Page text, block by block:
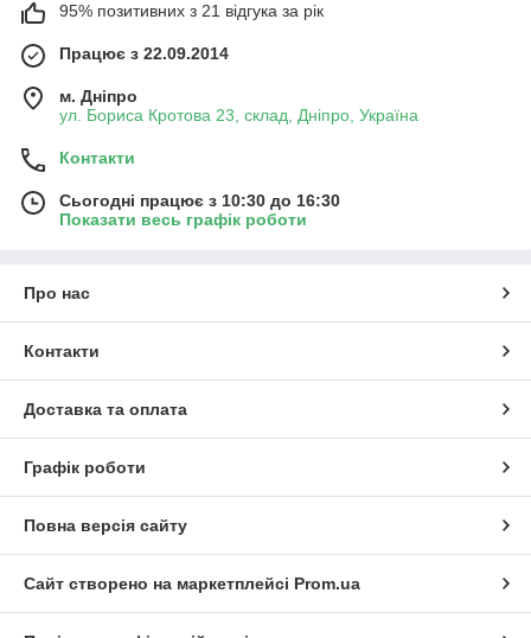
95% позитивних з 21 відгука за рік
Працює з 22.09.2014
м. Дніпро
ул. Бориса Кротова 23, склад, Дніпро, Україна
Контакти
Сьогодні працює з 10:30 до 16:30
Показати весь графік роботи
Про нас
Контакти
Доставка та оплата
Графік роботи
Повна версія сайту
Сайт створено на маркетплейсі Prom.ua